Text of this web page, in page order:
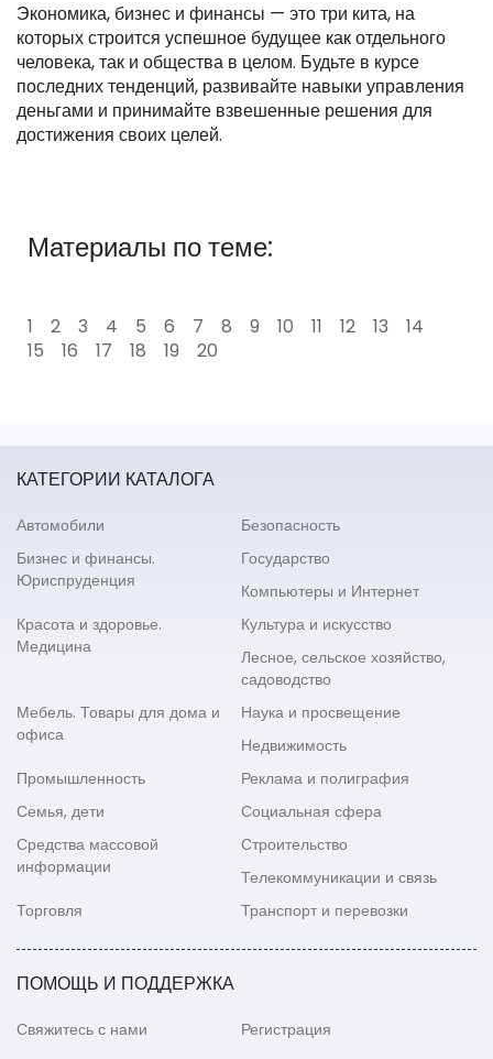
Экономика, бизнес и финансы — это три кита, на
которых строится успешное будущее как отдельного
человека, так и общества в целом. Будьте в курсе
последних тенденций, развивайте навыки управления
деньгами и принимайте взвешенные решения для
достижения своих целей.
Материалы по теме:
1 2 3 4 5 6 7 8 9 10 11 12 13
14
15
16 17 18 19 20
КАТЕГОРИИ КАТАЛОГА
Автомобили
Безопасность
Бизнес и финансы.
Юриспруденция
Государство
Компьютеры и Интернет
Красота и здоровье.
Медицина
Культура и искусство
Лесное, сельское хозяйство,
садоводство
Мебель. Товары для дома и
офиса
Наука и просвещение
Недвижимость
Промышленность
Реклама и полиграфия
Семья, дети
Социальная сфера
Средства массовой
информации
Строительство
Телекоммуникации и связь
Торговля
Транспорт и перевозки
ПОМОЩЬ И ПОДДЕРЖКА
Свяжитесь с нами Регистрация